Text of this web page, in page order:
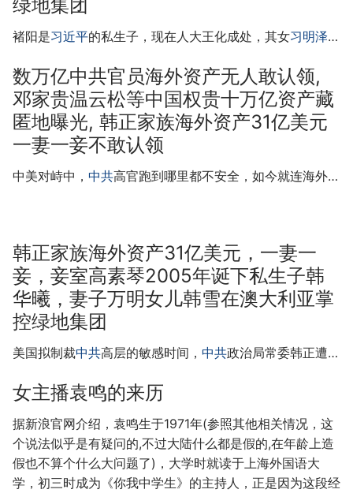
绿地集团
褚阳是习近平的私生子，现在人大王化成处，其女习明泽…
数万亿中共官员海外资产无人敢认领,
邓家贵温云松等中国权贵十万亿资产藏
匿地曝光, 韩正家族海外资产31亿美元
一妻一妾不敢认领
中美对峙中， 中共高官跑到哪里都不安全，如今就连海外…
韩正家族海外资产31亿美元，一妻一
妾，妾室高素琴2005年诞下私生子韩
华曦，妻子万明女儿韩雪在澳大利亚掌
控绿地集团
美国拟制裁中共高层的敏感时间， 中共政治局常委韩正遭…
女主播袁鸣的来历
据新浪官网介绍，袁鸣生于1971年(参照其他相关情况，这
个说法似乎是有疑问的,不过大陆什么都是假的,在年龄上造
假也不算个什么大问题了)，大学时就读于上海外国语大
学，初三时成为《你我中学生》的主持人，正是因为这段经